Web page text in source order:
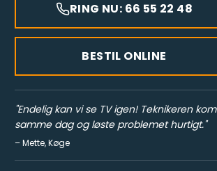
RING NU: 66 55 22 48
BESTIL ONLINE
"Endelig kan vi se TV igen! Teknikeren kom
samme dag og løste problemet hurtigt."
–Mette,Køge